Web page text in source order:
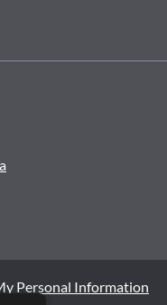
Personal Information